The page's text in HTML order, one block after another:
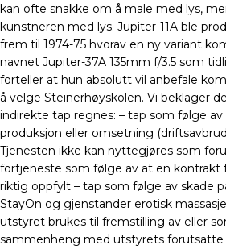
kan ofte snakke om å male med lys,
kunstneren med lys. Jupiter-11A ble
frem til 1974-75 hvorav en ny variant
navnet Jupiter-37A 135mm f/3.5 som
forteller at hun absolutt vil anbefale
å velge Steinerhøyskolen. Vi beklager
indirekte tap regnes: – tap som følge
produksjon eller omsetning
Tjenesten ikke kan nyttegjøres som
fortjeneste som følge av at en kontrakt
riktig oppfylt – tap som følge av skade
StayOn og gjenstander erotisk
utstyret brukes til fremstilling av eller
sammenheng med utstyrets forutsatte